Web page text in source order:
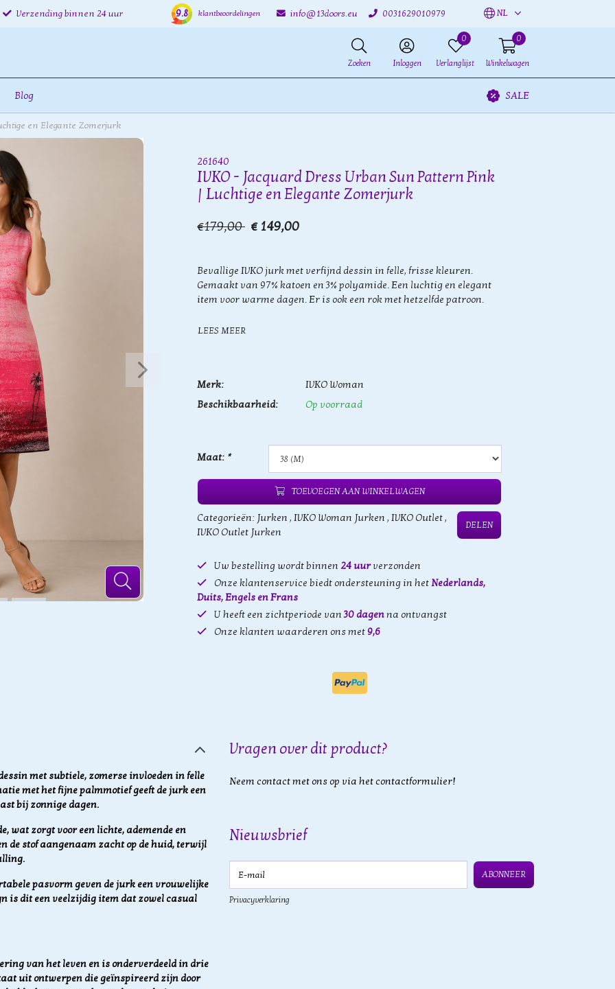
Verzending binnen 24 uur 9.8 klantbeoordelingen info@13doors.eu 0031629010979 NL
Zoeken Inloggen
0
Verlanglijst
0
Winkelwagen
Blog SALE
en Elegante Zomerjurk
261640
IVKO - Jacquard Dress Urban Sun Pattern Pink
| Luchtige en Elegante Zomerjurk
€179,00 € 149,00
Bevallige IVKO jurk met verfijnd dessin in felle, frisse kleuren.
Gemaakt van 97% katoen en 3% polyamide. Een luchtig en elegant
item voor warme dagen. Er is ook een rok met hetzelfde patroon.
LEES MEER
Merk:
IVKO Woman
Beschikbaarheid:
Op voorraad
Maat: *
TOEVOEGEN AAN WINKELWAGEN
Categorieën: Jurken , IVKO Woman Jurken , IVKO Outlet,
IVKO Outlet Jurken
DELEN
Uw bestelling wordt binnen 24 uurverzonden
Onze klantenservice biedt ondersteuning in hetNederlands,
Duits, Engels en Frans
U heeft een zichtperiode van30 dagenna ontvangst
Onze klanten waarderen ons met 9,6
met subtiele, zomerse invloeden in felle
met het fijne palmmotief geeft de jurk een
bij zonnige dagen.
wat zorgt voor een lichte, ademende en
de stof aangenaam zacht op de huid, terwijl
pasvorm geven de jurk een vrouwelijke
is dit een veelzijdig item dat zowel casual
van het leven en is onderverdeeld in drie
uit ontwerpen die geïnspireerd zijn door
Vragen over dit product?
Neem contact met ons op via het contactformulier!
Nieuwsbrief
E-mail
ABONNEER
Privacyverklaring